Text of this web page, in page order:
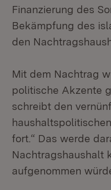
Finanzierung des
Bekämpfung des
den
Mit dem Nachtrag
politische Akzente
schreibt den
fort.“ Das werde
Nachtragshaushalt
aufgenommen